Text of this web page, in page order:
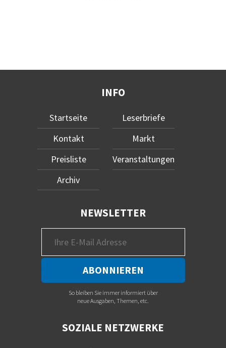
INFO
Startseite
Kontakt
Preisliste
Archiv
Leserbriefe
Markt
Veranstaltungen
NEWSLETTER
So bleiben Sie immer informiert über
neue Ausgaben, Themen, etc.
SOZIALE NETZWERKE